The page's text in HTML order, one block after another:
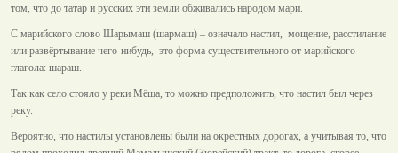
том, что до татар и русских эти земли обживались народом мари.
С марийского слово Шарымаш (шармаш) – означало настил, мощение, расстилание
или развёртывание чего-нибудь, это форма существительного от марийского
глагола: шараш.
Так как село стояло у реки Мёша, то можно предположить, что настил был через
реку.
Вероятно, что настилы установлены были на окрестных дорогах, а учитывая то, что